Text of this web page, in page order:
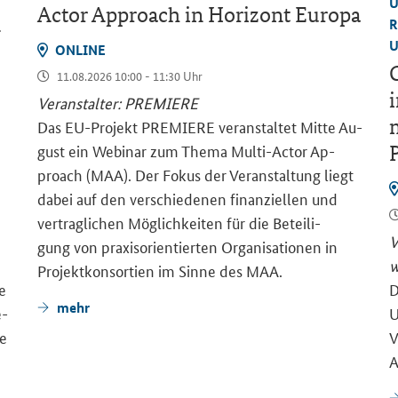
Actor Approachin Ho­ri­zont Eu­ro­pa
ON­LINE
11.08.2026 10:00 - 11:30 Uhr
Ver­an­stal­ter: PRE­MIE­RE
Das EU-​Projekt PRE­MIE­RE ver­an­stal­tet Mitte Au­
gust ein We­bi­nar zum Thema Multi-​Actor Ap­
proach (MAA). Der Fokus der Ver­an­stal­tung liegt
dabei auf den ver­schie­de­nen fi­nan­zi­el­len und
ver­trag­li­chen Mög­lich­kei­ten für die Be­tei­li­
gung von pra­xis­ori­en­tier­ten Or­ga­ni­sa­tio­nen in
Pro­jekt­kon­sor­ti­en im Sinne des MAA.
mehr